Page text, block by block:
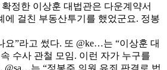
정한 이상훈 대법관은 다운계약서
에 걸친 부동산투기를 했었군요. 정봉
요”라고 썼다. 또 @ke…는 “이상훈 대
수사 관철 모임. 이런 자가 누구를
@sa…는 “정봉주 의원 유죄 판결로 법